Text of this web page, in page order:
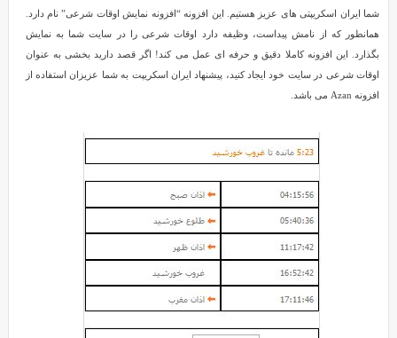
شما ایران اسکریپتی های عزیز هستیم. این افزونه “افزونه نمایش اوقات شرعی” نام دارد.
همانطور که از نامش پیداست، وظیفه دارد اوقات شرعی را در سایت شما به نمایش
بگذارد. این افزونه کاملا دقیق و حرفه ای عمل می کند! اگر قصد دارید بخشی به عنوان
اوقات شرعی در سایت خود ایجاد کنید، پیشنهاد ایران اسکریپت به شما عزیزان استفاده از
افزونه Azan می باشد.